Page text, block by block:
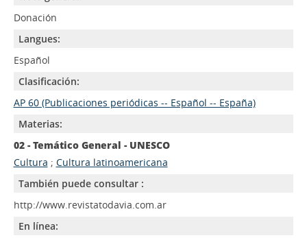
Donación
Langues:
Español
Clasificación:
AP 60 (Publicaciones periódicas -- Español -- España)
Materias:
02 - Temático General - UNESCO
Cultura ; Cultura latinoamericana
También puede consultar :
http://www.revistatodavia.com.ar
En línea: